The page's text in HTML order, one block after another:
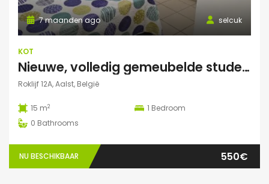
selcuk
7 maanden ago
KOT
Nieuwe, volledig gemeubelde studentenkamers – All-in – €550/maand
Roklijf 12A, Aalst, België
15 m2 1 Bedroom
0 Bathrooms
NU BESCHIKBAAR 550€